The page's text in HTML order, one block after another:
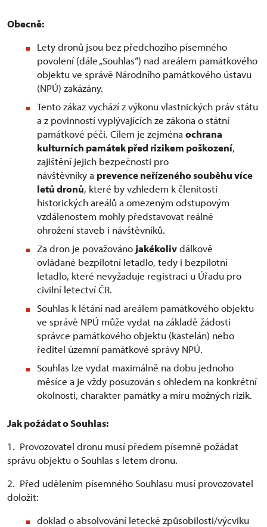
Obecně:
Lety dronů jsou bez předchozího písemného
povolení (dále „Souhlas“) nad areálem památkového
objektu ve správě Národního památkového ústavu
(NPÚ) zakázány.
Tento zákaz vychází z výkonu vlastnických práv státu
a z povinností vyplývajících ze zákona o státní
památkové péči. Cílem je zejména ochrana
kulturních památek před rizikem poškození,
zajištění jejich bezpečnosti pro
návštěvníky a prevence neřízeného souběhu více
letů dronů, které by vzhledem k členitosti
historických areálů a omezeným odstupovým
vzdálenostem mohly představovat reálné
ohrožení staveb i návštěvníků.
Za dron je považováno jakékolivdálkově
ovládané bezpilotní letadlo, tedy i bezpilotní
letadlo, které nevyžaduje registraci u Úřadu pro
civilní letectví ČR.
Souhlas k létání nad areálem památkového objektu
ve správě NPÚ může vydat na základě žádosti
správce památkového objektu (kastelán) nebo
ředitel územní památkové správy NPÚ.
Souhlas lze vydat maximálně na dobu jednoho
měsíce a je vždy posuzován s ohledem na konkrétní
okolnosti, charakter památky a míru možných rizik.
Jak požádat o Souhlas:
1. Provozovatel dronu musí předem písemně požádat
správu objektu o Souhlas s letem dronu.
2. Před udělením písemného Souhlasu musí provozovatel
doložit:
doklad o absolvování letecké způsobilosti/výcviku